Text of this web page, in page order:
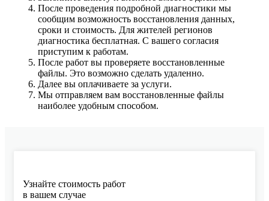
После проведения подробной диагностики мы
сообщим возможность восстановления данных,
сроки и стоимость. Для жителей регионов
диагностика бесплатная. С вашего согласия
приступим к работам.
После работ вы проверяете восстановленные
файлы. Это возможно сделать удаленно.
Далее вы оплачиваете за услуги.
Мы отправляем вам восстановленные файлы
наиболее удобным способом.
Узнайте стоимость работ
в вашем случае